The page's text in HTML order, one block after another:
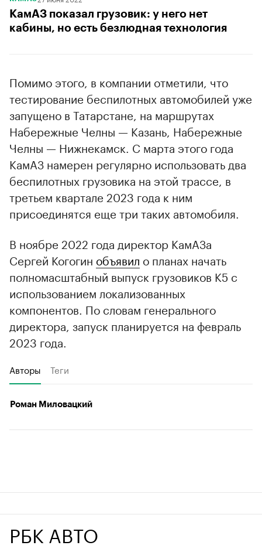
КамАЗ показал грузовик: у него нет
кабины, но есть безлюдная технология
Помимо этого, в компании отметили, что
тестирование беспилотных автомобилей уже
запущено в Татарстане, на маршрутах
Набережные Челны — Казань, Набережные
Челны — Нижнекамск. С марта этого года
КамАЗ намерен регулярно использовать два
беспилотных грузовика на этой трассе, в
третьем квартале 2023 года к ним
присоединятся еще три таких автомобиля.
В ноябре 2022 года директор КамАЗа
Сергей Когогин объявил о планах начать
полномасштабный выпуск грузовиков К5 с
использованием локализованных
компонентов. По словам генерального
директора, запуск планируется на февраль
2023 года.
Авторы Теги
Роман Миловацкий
РБК АВТО